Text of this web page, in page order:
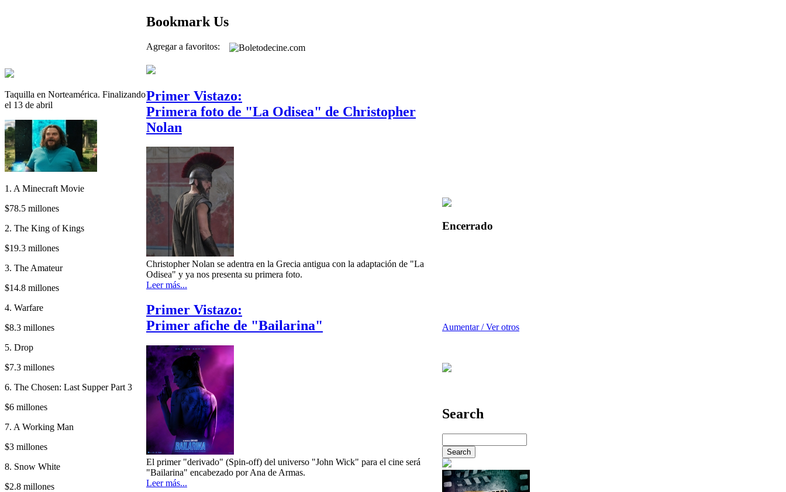
Taquilla en Norteamérica. Finalizando
el 13 de abril
1. A Minecraft Movie
$78.5 millones
2. The King of Kings
$19.3 millones
3. The Amateur
$14.8 millones
4. Warfare
$8.3 millones
5. Drop
$7.3 millones
6. The Chosen: Last Supper Part 3
$6 millones
7. A Working Man
$3 millones
8. Snow White
$2.8 millones
Bookmark Us
Agregar a favoritos:
Primer Vistazo:
Primera foto de "La Odisea" de Christopher
Nolan
Christopher Nolan se adentra en la Grecia antigua con la adaptación de "La
Odisea" y ya nos presenta su primera foto.
Leer más...
Primer Vistazo:
Primer afiche de "Bailarina"
El primer "derivado" (Spin-off) del universo "John Wick" para el cine será
"Bailarina" encabezado por Ana de Armas.
Leer más...
Encerrado
Aumentar / Ver otros
Search